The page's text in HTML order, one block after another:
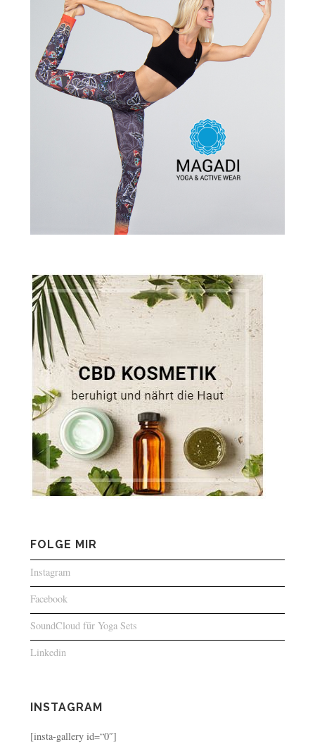
FOLGE MIR
Instagram
Facebook
SoundCloud für Yoga Sets
Linkedin
INSTAGRAM
[insta-gallery id=“0″]